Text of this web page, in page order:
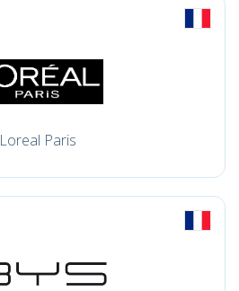
Loreal Paris